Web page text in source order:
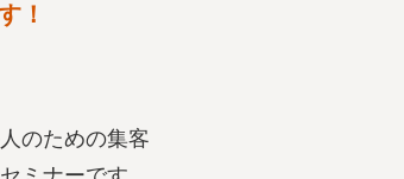
！
のための集客